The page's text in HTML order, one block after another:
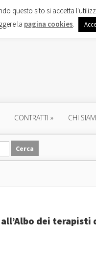
CONTRATTI » CHI
dei
questo sito si accetta
la pagina cookies.